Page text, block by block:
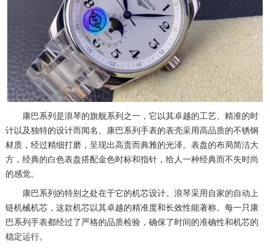
康巴系列是浪琴的旗舰系列之一，它以其卓越的工艺、精准的时
计以及独特的设计而闻名。康巴系列手表的表壳采用高品质的不锈钢
材质，经过精细打磨，呈现出高贵而典雅的光泽。表盘的布局简洁大
方，经典的白色表盘搭配金色时标和指针，给人一种经典而不失时尚
的感觉。
康巴系列的特别之处在于它的机芯设计。浪琴采用自家的自动上
链机械机芯，这款机芯以其卓越的精准度和长效性能著称。每一只康
巴系列手表都经过了严格的品质检验，确保了时间的准确性和机芯的
稳定运行。